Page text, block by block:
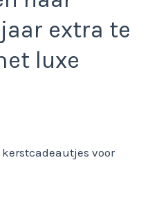
extra te
luxe